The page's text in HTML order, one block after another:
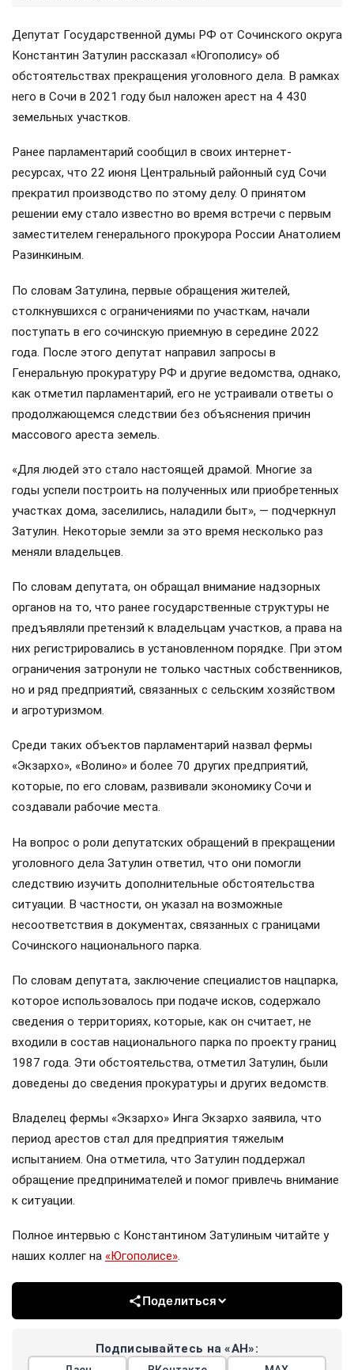
Депутат Государственной думы РФ от Сочинского округа
Константин Затулин рассказал «Югополису» об
обстоятельствах прекращения уголовного дела. В рамках
него в Сочи в 2021 году был наложен арест на 4 430
земельных участков.
Ранее парламентарий сообщил в своих интернет-
ресурсах, что 22 июня Центральный районный суд Сочи
прекратил производство по этому делу. О принятом
решении ему стало известно во время встречи с первым
заместителем генерального прокурора России Анатолием
Разинкиным.
По словам Затулина, первые обращения жителей,
столкнувшихся с ограничениями по участкам, начали
поступать в его сочинскую приемную в середине 2022
года. После этого депутат направил запросы в
Генеральную прокуратуру РФ и другие ведомства, однако,
как отметил парламентарий, его не устраивали ответы о
продолжающемся следствии без объяснения причин
массового ареста земель.
«Для людей это стало настоящей драмой. Многие за
годы успели построить на полученных или приобретенных
участках дома, заселились, наладили быт», — подчеркнул
Затулин. Некоторые земли за это время несколько раз
меняли владельцев.
По словам депутата, он обращал внимание надзорных
органов на то, что ранее государственные структуры не
предъявляли претензий к владельцам участков, а права на
них регистрировались в установленном порядке. При этом
ограничения затронули не только частных собственников,
но и ряд предприятий, связанных с сельским хозяйством
и агротуризмом.
Среди таких объектов парламентарий назвал фермы
«Экзархо», «Волино» и более 70 других предприятий,
которые, по его словам, развивали экономику Сочи и
создавали рабочие места.
На вопрос о роли депутатских обращений в прекращении
уголовного дела Затулин ответил, что они помогли
следствию изучить дополнительные обстоятельства
ситуации. В частности, он указал на возможные
несоответствия в документах, связанных с границами
Сочинского национального парка.
По словам депутата, заключение специалистов нацпарка,
которое использовалось при подаче исков, содержало
сведения о территориях, которые, как он считает, не
входили в состав национального парка по проекту границ
1987 года. Эти обстоятельства, отметил Затулин, были
доведены до сведения прокуратуры и других ведомств.
Владелец фермы «Экзархо» Инга Экзархо заявила, что
период арестов стал для предприятия тяжелым
испытанием. Она отметила, что Затулин поддержал
обращение предпринимателей и помог привлечь внимание
к ситуации.
Полное интервью с Константином Затулиным читайте у
наших коллег на «Югополисе».
Поделиться
Подписывайтесь на «АН»: